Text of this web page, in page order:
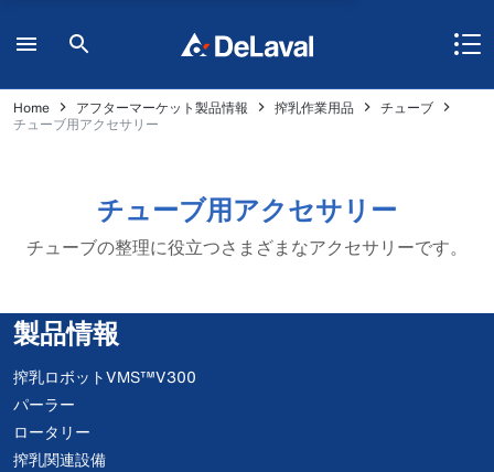
Home アフターマーケット製品情報 搾乳作業用品
チューブ
チューブ用アクセサリー
チューブ用アクセサリー
チューブの整理に役立つさまざまなアクセサリーです。
製品情報
搾乳ロボットVMS™V300
パーラー
ロータリー
搾乳関連設備